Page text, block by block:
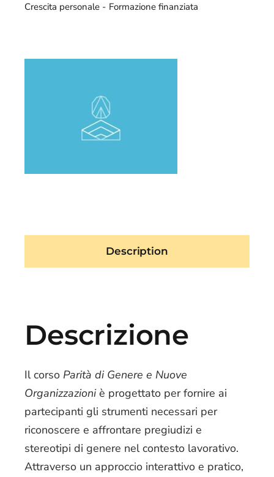
Crescita personale
Formazione finanziata
Description
Descrizione
Il corso Parità di Genere e Nuove
Organizzazioniè progettato per fornire ai
partecipanti gli strumenti necessari per
riconoscere e affrontare pregiudizi e
stereotipi di genere nel contesto lavorativo.
Attraverso un approccio interattivo e pratico,